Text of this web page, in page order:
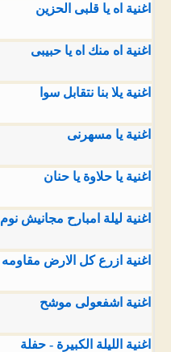
اغنية اه يا قلبى الحزين
اغنية اه منك اه يا حبيبى
اغنية يلا بنا نتقابل سوا
اغنية يا مسهرنى
اغنية يا حلاوة يا حنان
اغنية ليلة امبارح مجانيش نوم
اغنية ازرع كل الارض مقاومه
اغنية اشفعولى موشح
اغنية الليلة الكبيرة - حفلة